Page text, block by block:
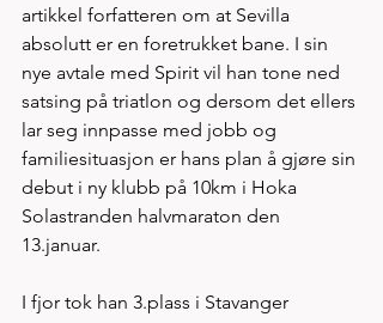
artikkel forfatteren om at Sevilla
absolutt er en foretrukket bane. I sin
nye avtale med Spirit vil han tone ned
satsing på triatlon og dersom det ellers
lar seg innpasse med jobb og
familiesituasjon er hans plan å gjøre sin
debut i ny klubb på 10km i Hoka
Solastranden halvmaraton den
13.januar.
I fjor tok han 3.plass i Stavanger